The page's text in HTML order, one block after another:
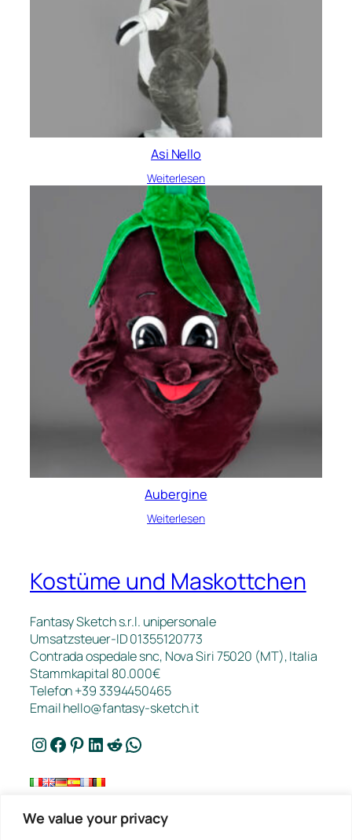
We value your privacy
Asi Nello
Weiterlesen
Aubergine
Weiterlesen
Kostüme und Maskottchen
Fantasy Sketch s.r.l. unipersonale
Umsatzsteuer-ID 01355120773
Contrada ospedale snc, Nova Siri 75020 (MT), Italia
Stammkapital 80.000€
Telefon +39 3394450465
Emailhello@fantasy-sketch.it
Instagram Facebook Pinterest LinkedIn Reddit WhatsApp